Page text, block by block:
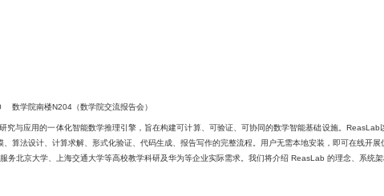
学院南楼N204（数学院交流报告会）
究与应用的一体化智能数学推理引擎，旨在构建可计算、可验证、可协同的数学智能基础设施。
算法设计、计算求解、形式化验证、代码生成、报告写作的完整流程。用户无需本地安装，即可在线开
务北京大学、上海交通大学等高校教学科研及华为等企业实际需求。我们将介绍 ReasLab 的理念、系统